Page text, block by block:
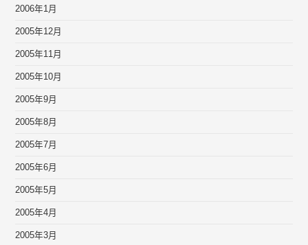
2006年1月
2005年12月
2005年11月
2005年10月
2005年9月
2005年8月
2005年7月
2005年6月
2005年5月
2005年4月
2005年3月